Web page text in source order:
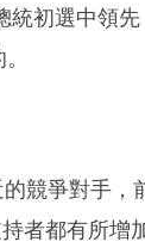
初選中領
競爭對手，
者都有所增